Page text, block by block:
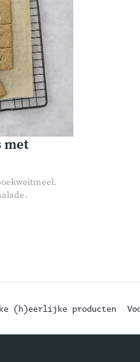
met
(h)eerlijke producten